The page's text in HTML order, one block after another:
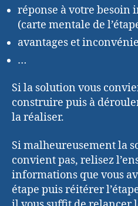
réponse à votre
(carte mentale de
avantages et
…
Si la solution vous
construire puis à
la réaliser.
Si malheureusement la
convient pas, relisez
informations que vous
étape puis réitérer